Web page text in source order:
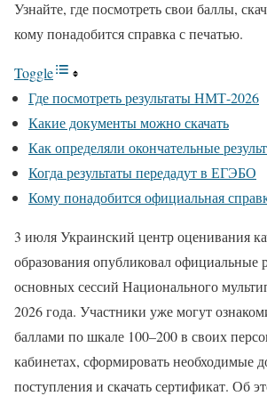
Узнайте, где посмотреть свои баллы,
кому понадобится справка с печатью.
Toggle
Где посмотреть результаты НМТ-2026
Какие документы можно скачать
Как определяли окончательные
Когда результаты передадут в ЕГЭБО
Кому понадобится официальная
3 июля Украинский центр оценивания
образования опубликовал официальные
основных сессий Национального
2026 года. Участники уже могут
баллами по шкале 100–200 в своих
кабинетах, сформировать необходимые
поступления и скачать сертификат. Об